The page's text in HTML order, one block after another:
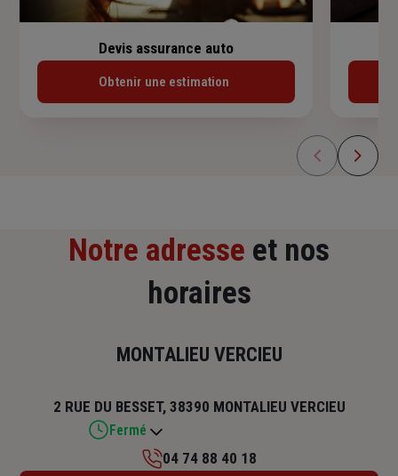
Devis assurance auto
Obtenir une estimation
Notre adresse et nos
horaires
MONTALIEU VERCIEU
2 RUE DU BESSET, 38390 MONTALIEU VERCIEU
Fermé
04 74 88 40 18